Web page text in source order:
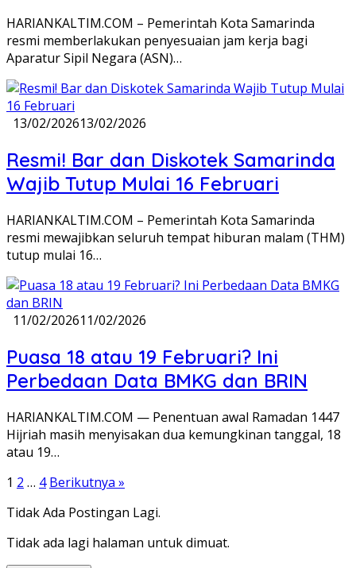
HARIANKALTIM.COM – Pemerintah Kota Samarinda
resmi memberlakukan penyesuaian jam kerja bagi
Aparatur Sipil Negara (ASN)…
13/02/202613/02/2026
Resmi! Bar dan Diskotek Samarinda
Wajib Tutup Mulai 16 Februari
HARIANKALTIM.COM – Pemerintah Kota Samarinda
resmi mewajibkan seluruh tempat hiburan malam (THM)
tutup mulai 16…
11/02/202611/02/2026
Puasa 18 atau 19 Februari? Ini
Perbedaan Data BMKG dan BRIN
HARIANKALTIM.COM — Penentuan awal Ramadan 1447
Hijriah masih menyisakan dua kemungkinan tanggal, 18
atau 19…
Paginasi
pos
1 2 … 4 Berikutnya »
Tidak Ada Postingan Lagi.
Tidak ada lagi halaman untuk dimuat.